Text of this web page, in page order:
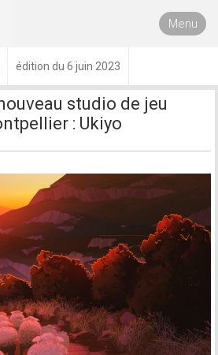
Menu
édition du 6 juin 2023
studio de jeu
: Ukiyo